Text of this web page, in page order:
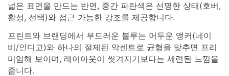
넓은 표면을 만드는 반면, 중간 파란색은 선명한 상태(호버,
활성, 선택)와 접근 가능한 강조를 제공합니다.
프린트와 브랜딩에서 부드러운 블루는 어두운 앵커(네이
비/인디고)와 하나의 절제된 악센트로 균형을 맞추면 프리
미엄해 보이며, 레이아웃이 씻겨지기보다는 세련된 느낌을
줍니다.